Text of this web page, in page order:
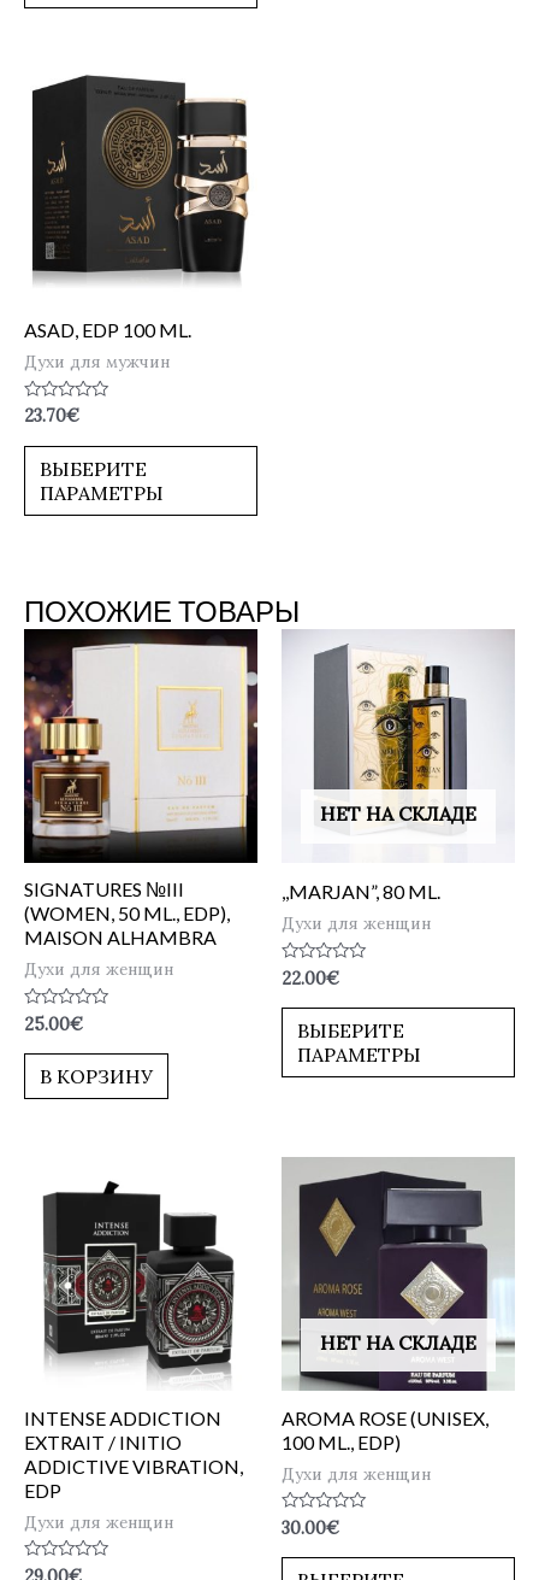
ASAD, EDP 100 ML.
Духи для мужчин
Оценка
из
23.70€
ВЫБЕРИТЕ
ПАРАМЕТРЫ
ПОХОЖИЕ ТОВАРЫ
SIGNATURES №III
(WOMEN, 50 ML., EDP),
MAISON ALHAMBRA
Духи для женщин
Оценка
0
из
25.00€
В КОРЗИНУ
НЕТ НА СКЛАДЕ
,,MARJAN”, 80 ML.
Духи для женщин
Оценка
0
из
22.00€
ВЫБЕРИТЕ
ПАРАМЕТРЫ
INTENSE ADDICTION
EXTRAIT / INITIO
ADDICTIVE VIBRATION,
EDP
Духи для женщин
Оценка
НЕТ НА СКЛАДЕ
AROMA ROSE (UNISEX,
100 ML., EDP)
Духи для женщин
Оценка
из
30.00€